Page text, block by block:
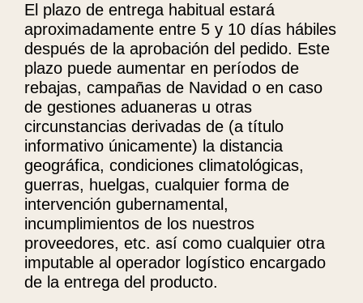
El plazo de entrega habitual estará
aproximadamente entre 5 y 10 días hábiles
después de la aprobación del pedido. Este
plazo puede aumentar en períodos de
rebajas, campañas de Navidad o en caso
de gestiones aduaneras u otras
circunstancias derivadas de (a título
informativo únicamente) la distancia
geográfica, condiciones climatológicas,
guerras, huelgas, cualquier forma de
intervención gubernamental,
incumplimientos de los nuestros
proveedores, etc. así como cualquier otra
imputable al operador logístico encargado
de la entrega del producto.